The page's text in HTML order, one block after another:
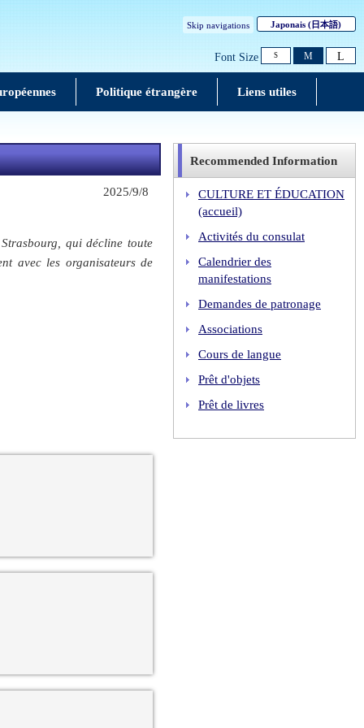
Skip navigations Japonais(日本語)
Font Size S M L
Politique étrangère Liens utiles
2025/9/8
qui décline toute
avec les organisateurs de
Recommended Information
CULTURE ET ÉDUCATION
(accueil)
Activités du consulat
Calendrier des
manifestations
Demandes de patronage
Associations
Cours de langue
Prêt d'objets
Prêt de livres